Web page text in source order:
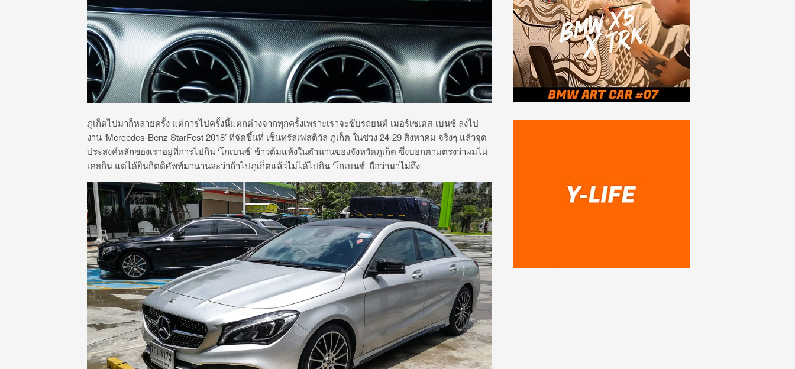
ภูเก็ตไปมาก็หลายครั้ง แต่การไปครั้งนี้แตกต่างจากทุกครั้งเพราะเราจะขับรถยนต์ เมอร์เซเดส-เบนซ์ ลงไป
งาน ‘Mercedes-Benz StarFest 2018’ ที่จัดขึ้นที่ เซ็นทรัลเฟสติวัล ภูเก็ต ในช่วง 24-29 สิงหาคม จริงๆ แล้วจุด
ประสงค์หลักของเราอยู่ที่การไปกิน ‘โกเบนซ์’ ข้าวต้มแห้งในตำนานของจังหวัดภูเก็ต ซึ่งบอกตามตรงว่าผมไม่
เคยกิน แต่ได้ยินกิตติศัพท์มานานละว่าถ้าไปภูเก็ตแล้วไม่ได้ไปกิน ‘โกเบนซ์’ ถือว่ามาไม่ถึง